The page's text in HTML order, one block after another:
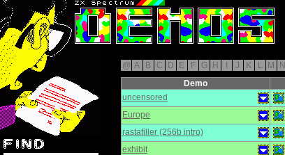
@ A B C D E F G H J K L M N
Demo
uncensored
Europe
rastafiller (256b intro)
exhibit